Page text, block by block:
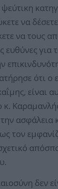
να
να τους
ευθύνες για
ότι ο
είναι
κ.
ασφάλεια
τον
δεν